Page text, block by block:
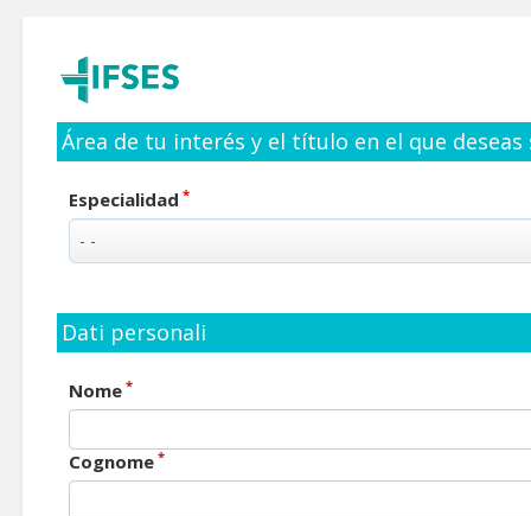
Área de tu interés y el título en el que
Especialidad *
Dati personali
Nome *
Cognome *